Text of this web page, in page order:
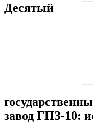
Десятый
завод ГПЗ-10: